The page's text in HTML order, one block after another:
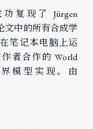
复现了 Jürgen
文中的所有合成学
笔记本电脑上运
者合作的 World
界模型实现。由